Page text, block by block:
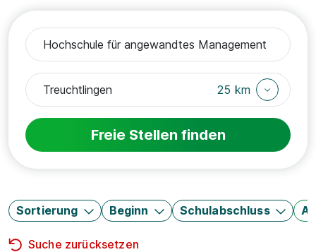
25 km
Freie Stellen finden
Sortierung Beginn Schulabschluss
Suche zurücksetzen